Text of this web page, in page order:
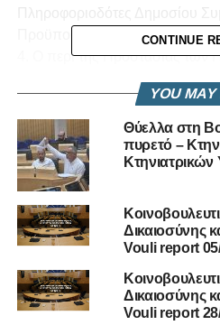
Προϋποθέσεις) και περί
4. Ο περί της Προστασίας
Δήλωση Ανδρέα
CONTINUE
YOU
Θύελλα στη
πυρετό –
Δικαιοσύνης
Vouli report
Δικαιοσύνης
Vouli report